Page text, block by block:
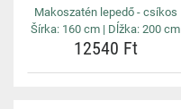
Makoszatén lepedő - csíkos
Šírka: 160 cm | Dĺžka: 200 cm
12540 Ft